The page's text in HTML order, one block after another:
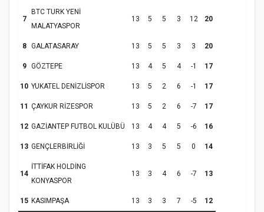
Samsun Atakum’da Yaz Kur’an Kursu
Kapanış Programı
Samsun Atakum’da Ayasofya Camii
Türkiye’de insanlar dinle bağlarını
7
BTC TURK YENİ
MALATYASPOR
13 5 5 3 12 20
8 GALATASARAY 13 5 5 3 3 20
9 GÖZTEPE 13 4 5 4 -1 17
10 YUKATEL DENİZLİSPOR 13 5 2 6 -1 17
11 ÇAYKUR RİZESPOR 13 5 2 6 -7 17
12 GAZİANTEP FUTBOL KULÜBÜ 13 4 4 5 -6 16
13 GENÇLERBİRLİĞİ 13 3 5 5 0 14
14
İTTİFAK HOLDİNG
KONYASPOR
13 3 4 6 -7 13
15 KASIMPAŞA 13 3 3 7 -5 12